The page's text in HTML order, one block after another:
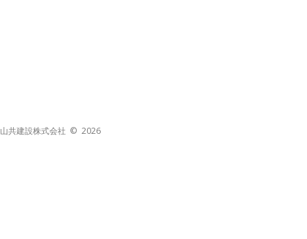
山共建設株式会社 © 2026